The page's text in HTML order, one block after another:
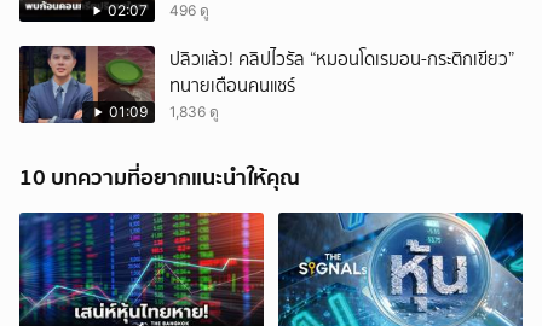
02:07
รถ
496 ดู
01:09
ปลิวแล้ว! คลิปไวรัล “หมอนโดเรมอน-กระติกเขียว”
ทนายเตือนคนแชร์
1,836 ดู
10 บทความที่อยากแนะนำให้คุณ